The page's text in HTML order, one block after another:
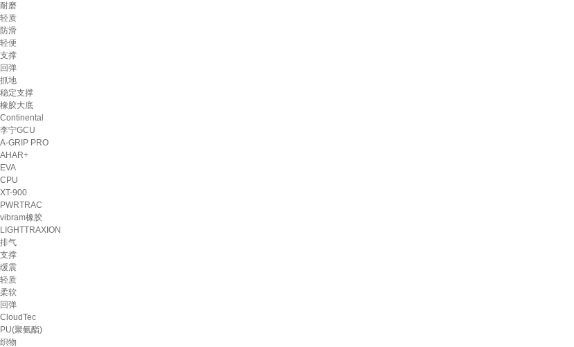
耐磨
轻质
防滑
轻便
支撑
回弹
抓地
稳定支撑
橡胶大底
Continental
李宁GCU
A-GRIP PRO
AHAR+
EVA
CPU
XT-900
PWRTRAC
vibram橡胶
LIGHTTRAXION
排气
支撑
缓震
轻质
柔软
回弹
CloudTec
PU(聚氨酯)
织物